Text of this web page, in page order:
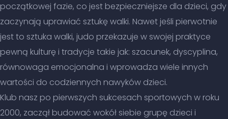
początkowej fazie, co jest bezpieczniejsze dla dzieci, gdy
zaczynają uprawiać sztukę walki. Nawet jeśli pierwotnie
jest to sztuka walki, judo przekazuje w swojej praktyce
pewną kulturę i tradycje takie jak: szacunek, dyscyplina,
równowaga emocjonalna i wprowadza wiele innych
wartości do codziennych nawyków dzieci.
Klub nasz po pierwszych sukcesach sportowych w roku
2000, zaczął budować wokół siebie grupę dzieci i